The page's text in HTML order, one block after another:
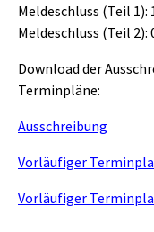
Meldeschluss (Teil 1):
Meldeschluss (Teil 2):
Download der
Terminpläne:
Ausschreibung
Vorläufiger
Vorläufiger